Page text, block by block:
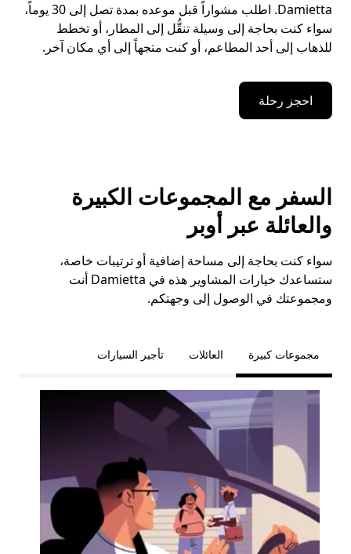
Damietta. اطلب مشواراً قبل موعده بمدة تصل إلى 30 يوماً،
سواء كنت بحاجة إلى وسيلة تنقُّل إلى المطار، أو تخطط
للذهاب إلى أحد المطاعم، أو كنت متجهاً إلى أي مكان آخر.
احجز رحلة
السفر مع المجموعات الكبيرة
والعائلة عبر أوبر
سواء كنت بحاجة إلى مساحة إضافية أو ترتيبات خاصة،
ستساعدك خيارات المشاوير هذه في Damietta أنت
ومجموعتك في الوصول إلى وجهتكم.
مجموعات كبيرة العائلات تأجير السيارات